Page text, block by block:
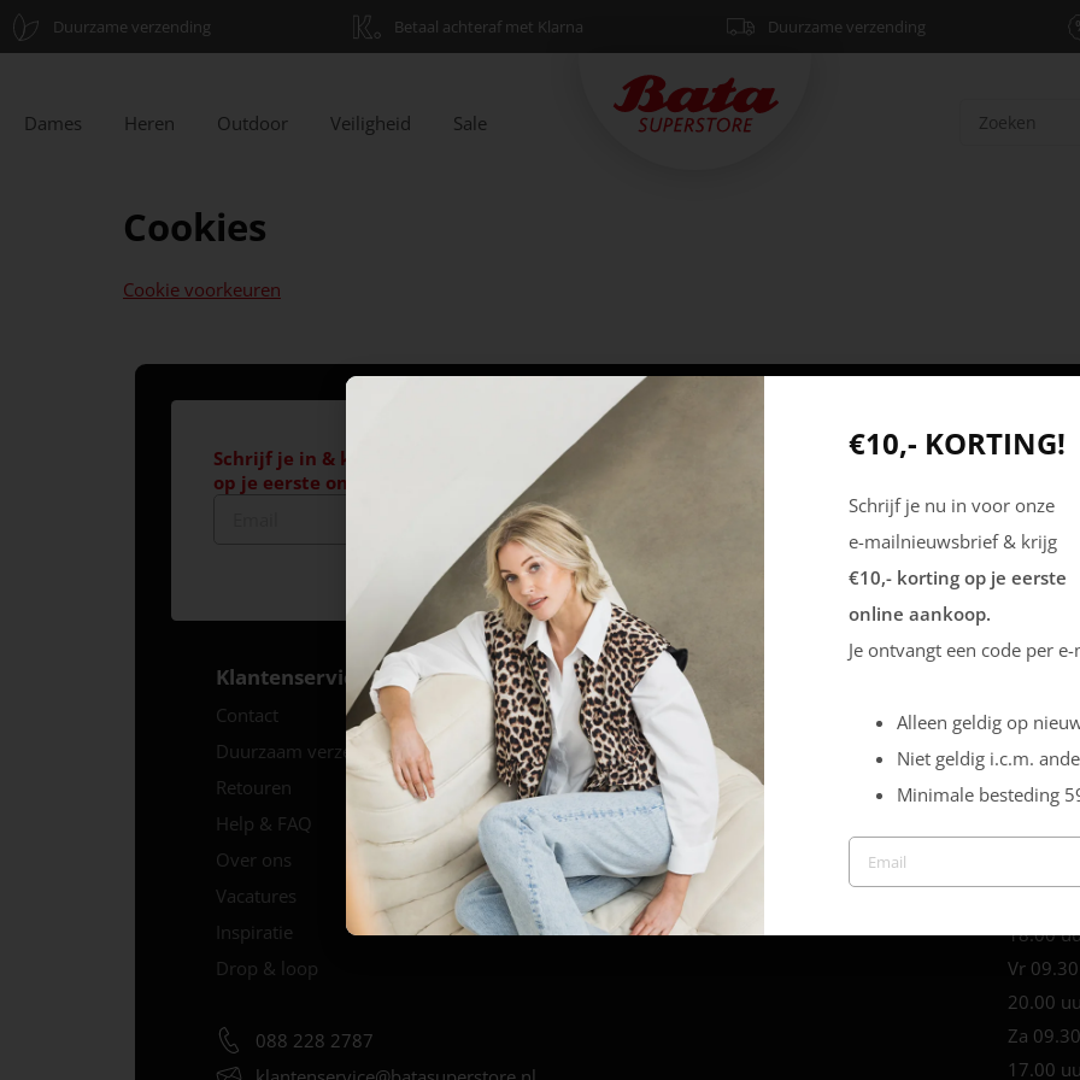
Duurzame verzending Betaal achteraf met Klarna Duurzame verzending
Dames Heren Outdoor Veiligheid Sale
Cookies
Cookie voorkeuren
Schrijf je in & krijg €10,- korting*
op je eerste online aankoop!
Registreren
Inloggen
Klantenservice
Contact
Duurzaam verzenden
Retouren
Help & FAQ
Over ons
Vacatures
Inspiratie
Drop & loop
088 228 2787
18.00
Di
18.00
Wo
18.00
Vr
20.00
Za
17.00
€10,- KORTING!
Schrijf je nu in voor onze
e-mailnieuwsbrief & krijg
€10,- korting op je eerste
online aankoop.
Je ontvangt een code per
Alleen geldig op
Niet geldig i.c.m.
Minimale besteding